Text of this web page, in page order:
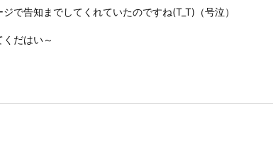
で告知までしてくれていたのですね(T_T)（号泣）
だはい～